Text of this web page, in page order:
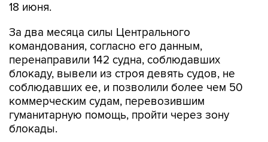
18 июня.
За два месяца силы Центрального
командования, согласно его данным,
перенаправили 142 судна, соблюдавших
блокаду, вывели из строя девять судов, не
соблюдавших ее, и позволили более чем 50
коммерческим судам, перевозившим
гуманитарную помощь, пройти через зону
блокады.